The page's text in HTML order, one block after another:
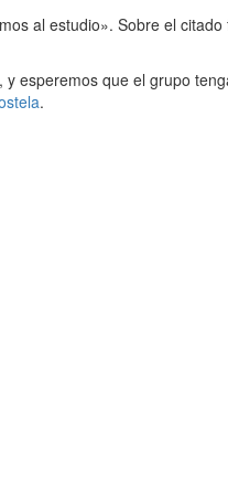
al estudio». Sobre el
esperemos que el grupo
.